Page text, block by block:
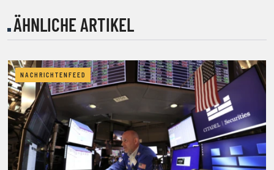
ÄHNLICHE ARTIKEL
NACHRICHTENFEED